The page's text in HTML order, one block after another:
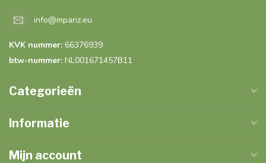
info@mpariz.eu
KVK nummer: 66376939
btw-nummer: NL001671457B11
Categorieën
Informatie
Mijn account